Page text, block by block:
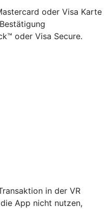
oder Visa Karte
oder Visa Secure.
in der VR
App nicht nutzen,